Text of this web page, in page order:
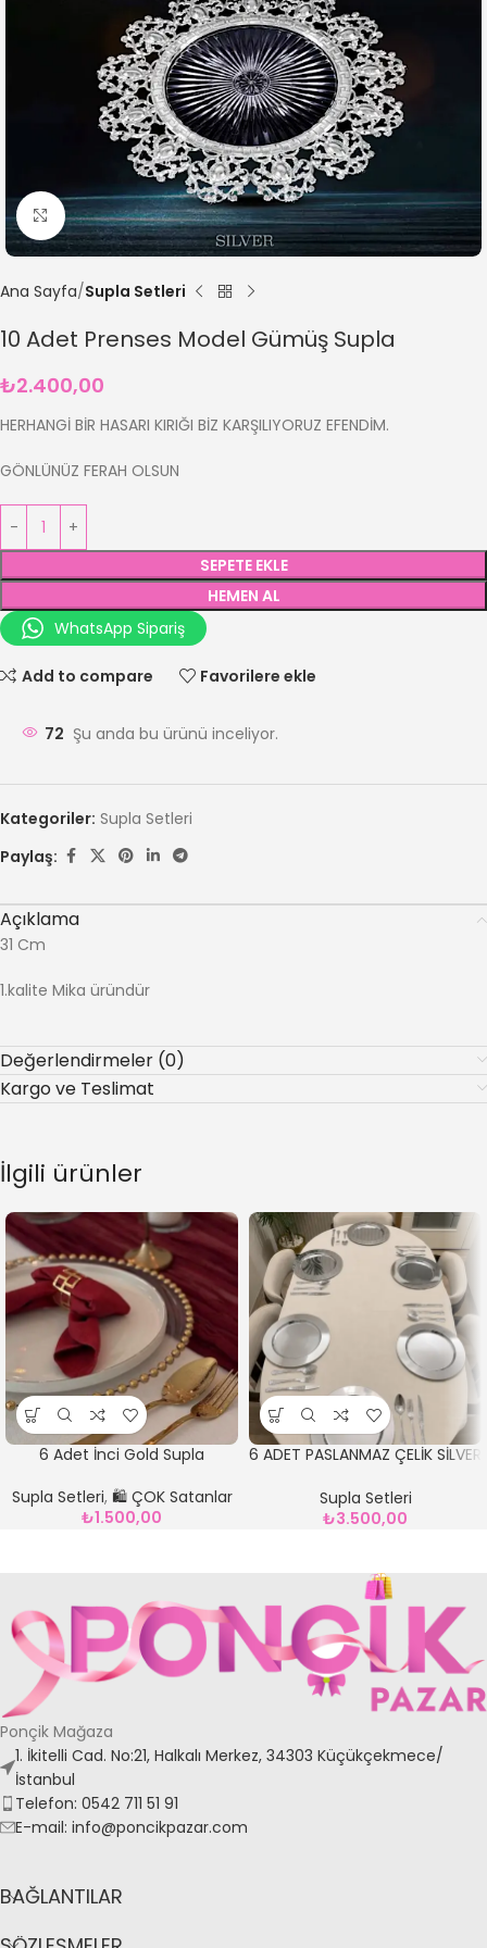
Büyütmek için tıklayın
Ana Sayfa Supla Setleri
10 Adet Prenses Model Gümüş Supla
₺2.400,00
HERHANGİ BİR HASARI KIRIĞI BİZ KARŞILIYORUZ EFENDİM.
GÖNLÜNÜZ FERAH OLSUN
SEPETE EKLE
HEMEN AL
WhatsApp Sipariş
Add to compare Favorilere ekle
72 Şu anda bu ürünü inceliyor.
Kategoriler: Supla Setleri
Paylaş:
Açıklama
31 Cm
1.kalite Mika üründür
Değerlendirmeler (0)
Kargo ve Teslimat
İlgili ürünler
6 Adet İnci Gold Supla
Supla Setleri, 🛍️ ÇOK Satanlar
₺1.500,00
6 ADET PASLANMAZ ÇELİK SİLVER
Supla Setleri
₺3.500,00
Ponçik Mağaza
1. İkitelli Cad. No:21, Halkalı Merkez, 34303 Küçükçekmece/
İstanbul
Telefon: 0542 711 51 91
E-mail: info@poncikpazar.com
BAĞLANTILAR